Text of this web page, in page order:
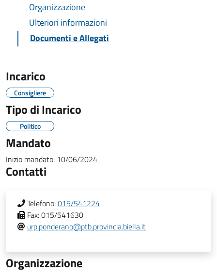
Organizzazione
Ulteriori informazioni
Documenti e Allegati
Incarico
Consigliere
Tipo di Incarico
Politico
Mandato
Inizio mandato: 10/06/2024
Contatti
Telefono:015/541224
Fax:015/541630
urp.ponderano@ptb.provincia.biella.it
Organizzazione